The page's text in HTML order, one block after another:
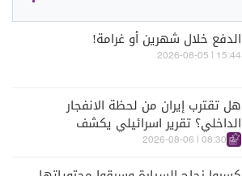
الدفع خلال شهرين أو غرامة!
15:44 | 2026-08-05
هل تقترب إيران من لحظة الانفجار
الداخلي؟ تقرير اسرائيلي يكشف
الكواليس
08:30 | 2026-08-06